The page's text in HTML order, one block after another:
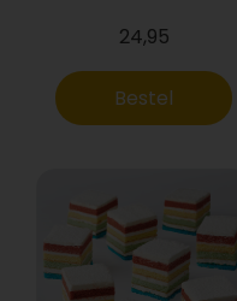
24,95
Bestel